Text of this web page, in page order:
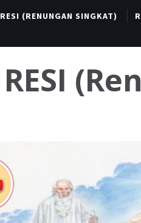
RESI (RENUNGAN SINGKAT)
RESI